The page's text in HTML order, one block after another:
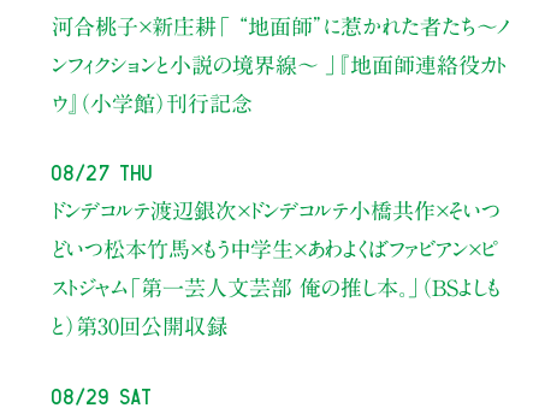
河合桃子×新庄耕「 “地面師”に惹かれた者たち〜ノ
ンフィクションと小説の境界線〜 」
『地面師連絡役カト
ウ』（小学館）刊行記念
08/27 Thu
ドンデコルテ渡辺銀次×ドンデコルテ小橋共作×そいつ
どいつ松本竹馬×もう中学生×あわよくばファビアン×ピ
ストジャム「第一芸人文芸部 俺の推し本。」（BSよしも
と） 第30回公開収録
08/29 Sat